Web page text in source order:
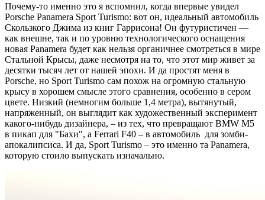
Почему-то именно это я вспомнил, когда впервые увидел
Porsche Panamera Sport Turismo: вот он, идеальный автомобиль
Скользкого Джима из книг Гаррисона! Он футуристичен —
как внешне, так и по уровню технологического оснащения
новая Panamera будет как нельзя органичнее смотреться в мире
Стальной Крысы, даже несмотря на то, что этот мир живет за
десятки тысяч лет от нашей эпохи. И да простят меня в
Porsche, но Sport Turismo сам похож на огромную стальную
крысу в хорошем смысле этого сравнения, особенно в сером
цвете. Низкий (немногим больше 1,4 метра), вытянутый,
напряженный, он выглядит как художественный эксперимент
какого-нибудь дизайнера, – из тех, что превращают BMW M5
в пикап для "Бахи", а Ferrari F40 – в автомобиль для зомби-
апокалипсиса. И да, Sport Turismo – это именно та Panamera,
которую стоило выпускать изначально.